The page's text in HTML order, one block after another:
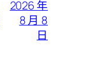
2026 年
8 月 8
日